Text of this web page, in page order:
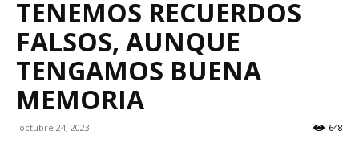
TENEMOS RECUERDOS
FALSOS, AUNQUE
TENGAMOS BUENA
MEMORIA
octubre 24, 2023 648